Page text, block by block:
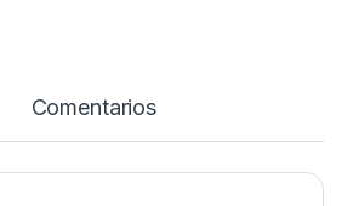
Comentarios